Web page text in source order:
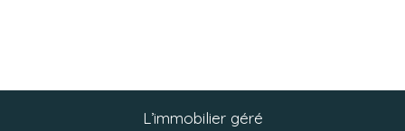
L’immobilier géré